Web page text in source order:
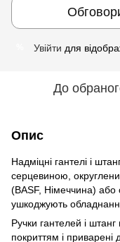
Увійти для
До
Опис
Надміцні гантелі і
серцевиною,
(BASF, Німеччина) або
ушкоджують
Ручки гантелей і
покриттям і приварені